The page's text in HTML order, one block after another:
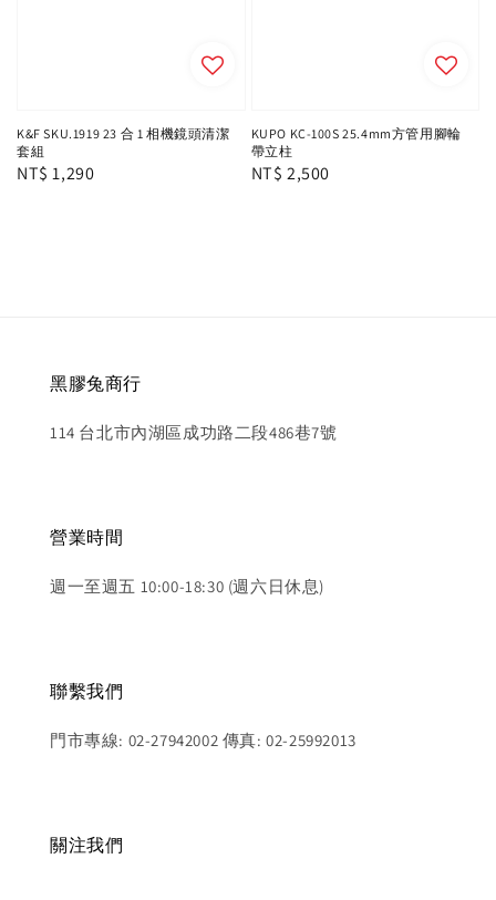
K&F SKU.1919 23 合 1 相機鏡頭清潔
套組
Regular
NT$ 1,290
KUPO KC-100S 25.4mm方管用腳輪
帶立柱
Regular
NT$ 2,500
黑膠兔商行
114 台北市內湖區成功路二段486巷7號
營業時間
週一至週五 10:00-18:30 (週六日休息)
聯繫我們
門市專線: 02-27942002 傳真: 02-25992013
關注我們